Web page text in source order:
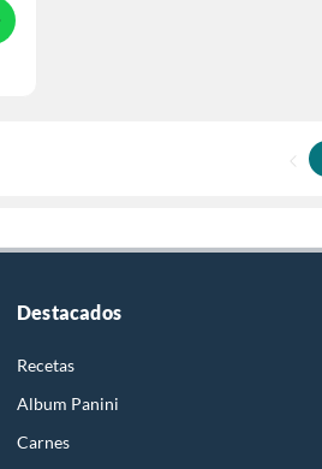
Destacados
Recetas
Album Panini
Carnes